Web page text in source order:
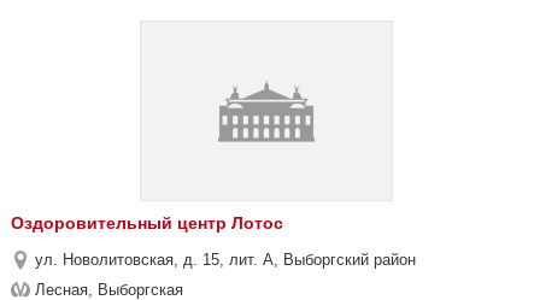
Оздоровительный центр Лотос
ул. Новолитовская, д. 15, лит. А, Выборгский район
Лесная, Выборгская